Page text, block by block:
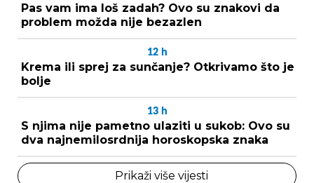
Pas vam ima loš zadah? Ovo su znakovi da
problem možda nije bezazlen
12 h
Krema ili sprej za sunčanje? Otkrivamo što je
bolje
13 h
S njima nije pametno ulaziti u sukob: Ovo su
dva najnemilosrdnija horoskopska znaka
Prikaži više vijesti